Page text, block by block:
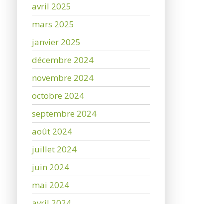
avril 2025
mars 2025
janvier 2025
décembre 2024
novembre 2024
octobre 2024
septembre 2024
août 2024
juillet 2024
juin 2024
mai 2024